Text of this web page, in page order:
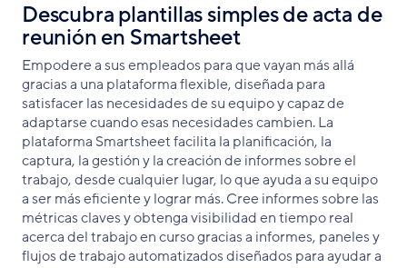
Descubra plantillas simples de acta de
reunión en Smartsheet
Empodere a sus empleados para que vayan más allá
gracias a una plataforma flexible, diseñada para
satisfacer las necesidades de su equipo y capaz de
adaptarse cuando esas necesidades cambien. La
plataforma Smartsheet facilita la planificación, la
captura, la gestión y la creación de informes sobre el
trabajo, desde cualquier lugar, lo que ayuda a su equipo
a ser más eficiente y lograr más. Cree informes sobre las
métricas claves y obtenga visibilidad en tiempo real
acerca del trabajo en curso gracias a informes, paneles y
flujos de trabajo automatizados diseñados para ayudar a